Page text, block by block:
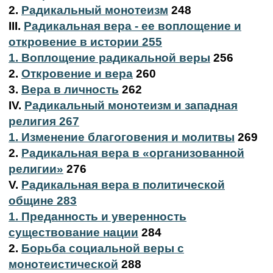
2. Радикальный монотеизм 248
III. Радикальная вера - ее воплощение и
откровение в истории 255
1. Воплощение радикальной веры 256
2. Откровение и вера 260
3. Вера в личность 262
IV. Радикальный монотеизм и западная
религия 267
1. Изменение благоговения и молитвы 269
2. Радикальная вера в «организованной
религии» 276
V. Радикальная вера в политической
общине 283
1. Преданность и уверенность
существование нации 284
2. Борьба социальной веры с
монотеистической 288